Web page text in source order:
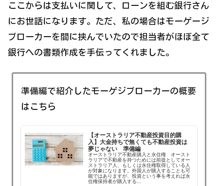
ここからは支払いに関して、ローンを組む銀行さん
にお世話になります。ただ、私の場合はモーゲージ
ブローカーを間に挟んでいたので担当者がほぼ全て
銀行への書類作成を手伝ってくれました。
準備編で紹介したモーゲジブローカーの概要
はこちら
【オーストラリア不動産投資目的購
入】大金持ちで無くても不動産投資は
夢じゃない 準備編
オーストラリア不動産購入と永住権 オースト
ラリアで不動産を持つためには前提としてオー
ストラリア人、もしくは永住権取得している人
が対象になります。外国人が購入することも可
能ではありますが、投資という事を考えれば永
住権保持者が購入する...